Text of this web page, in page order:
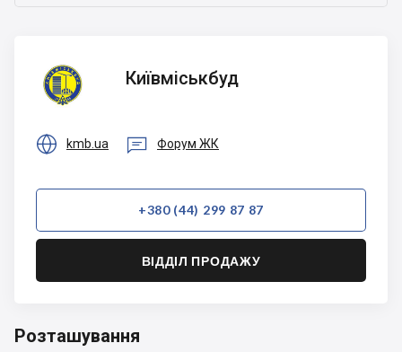
Київміськбуд
Київміськбуд
 kmb.ua  Форум ЖК
+380 (44) 299 87 87
ВІДДІЛ ПРОДАЖУ
Розташування